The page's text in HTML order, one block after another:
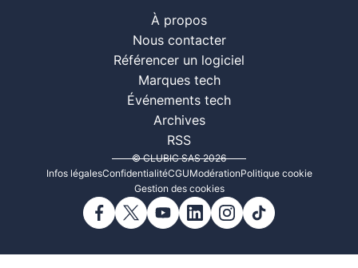
À propos
Nous contacter
Référencer un logiciel
Marques tech
Événements tech
Archives
RSS
© CLUBIC SAS 2026
Infos légalesConfidentialitéCGUModérationPolitique cookie
Gestion des cookies